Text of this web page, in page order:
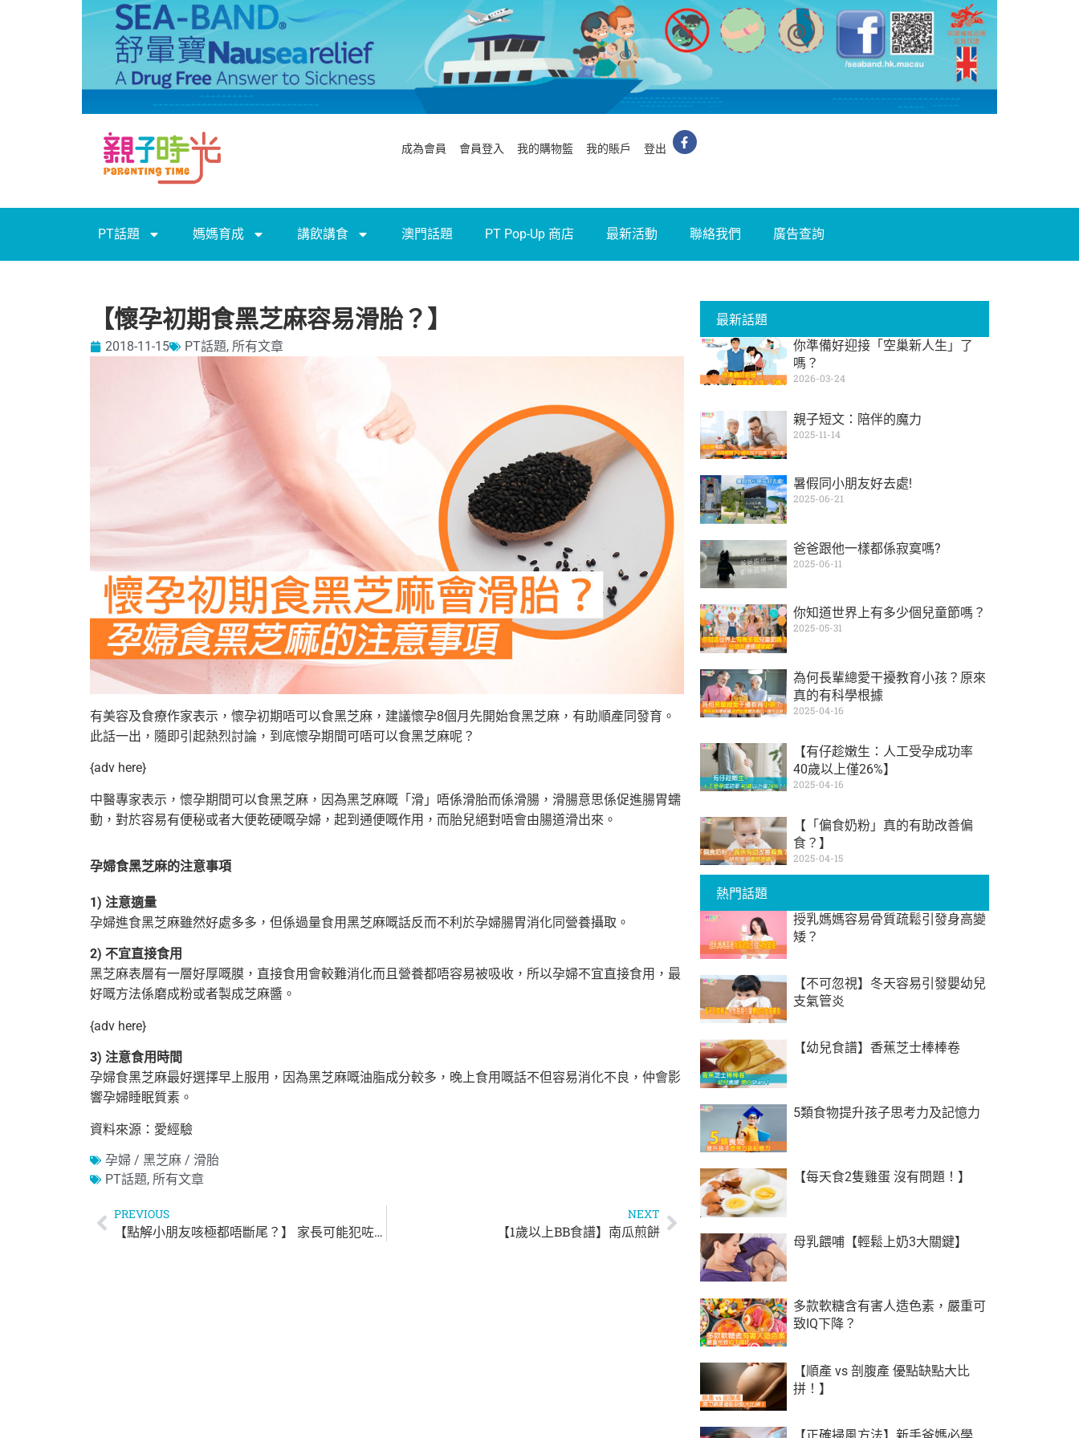
成為會員 會員登入 我的購物籃 我的賬戶 登出
PT話題 媽媽育成 講飲講食 澳門話題 PT Pop-Up 商店 最新活動 聯絡我們 廣告查詢
【懷孕初期食黑芝麻容易滑胎？】
2018-11-15 PT話題, 所有文章
有美容及食療作家表示，懷孕初期唔可以食黑芝麻，建議懷孕8個月先開始食黑芝麻，有助順產同發育。
此話一出，隨即引起熱烈討論，到底懷孕期間可唔可以食黑芝麻呢？
{adv here}
中醫專家表示，懷孕期間可以食黑芝麻，因為黑芝麻嘅「滑」唔係滑胎而係滑腸，滑腸意思係促進腸胃蠕
動，對於容易有便秘或者大便乾硬嘅孕婦， 起到通便嘅作用，而胎兒絕對唔會由腸道滑出來。
孕婦食黑芝麻的注意事項
1) 注意適量
孕婦進食黑芝麻雖然好處多多，但係過量食用黑芝麻嘅話反而不利於孕婦腸胃消化同營養攝取。
2) 不宜直接食用
黑芝麻表層有一層好厚嘅膜，直接食用會較難消化而且營養都唔容易被吸收，所以孕婦不宜直接食用，最
好嘅方法係磨成粉或者製成芝麻醬。
{adv here}
3) 注意食用時間
孕婦食黑芝麻最好選擇早上服用，因為黑芝麻嘅油脂成分較多，晚上食用嘅話不但容易消化不良，仲會影
響孕婦睡眠質素。
資料來源：愛經驗
孕婦 / 黑芝麻 / 滑胎
PT話題, 所有文章
PREVIOUS
【點解小朋友咳極都唔斷尾？】 家長可能犯咗4個禁忌
NEXT
【1歲以上BB食譜】南瓜煎餅
最新話題
你準備好迎接「空巢新人生」了
嗎？
2026-03-24
親子短文：陪伴的魔力
2025-11-14
暑假同小朋友好去處!
2025-06-21
爸爸跟他一樣都係寂寞嗎?
2025-06-11
你知道世界上有多少個兒童節嗎？
2025-05-31
為何長輩總愛干擾教育小孩？原來
真的有科學根據
2025-04-16
【有仔趁嫩生：人工受孕成功率
40歲以上僅26%】
2025-04-16
【「偏食奶粉」真的有助改善偏
食？】
2025-04-15
熱門話題
授乳媽媽容易骨質疏鬆引發身高變
矮？
【不可忽視】冬天容易引發嬰幼兒
支氣管炎
【幼兒食譜】香蕉芝士棒棒卷
5類食物提升孩子思考力及記憶力
【每天食2隻雞蛋 沒有問題！】
母乳餵哺【輕鬆上奶3大關鍵】
多款軟糖含有害人造色素，嚴重可
致IQ下降？
【順產 vs 剖腹產 優點缺點大比
拼！】